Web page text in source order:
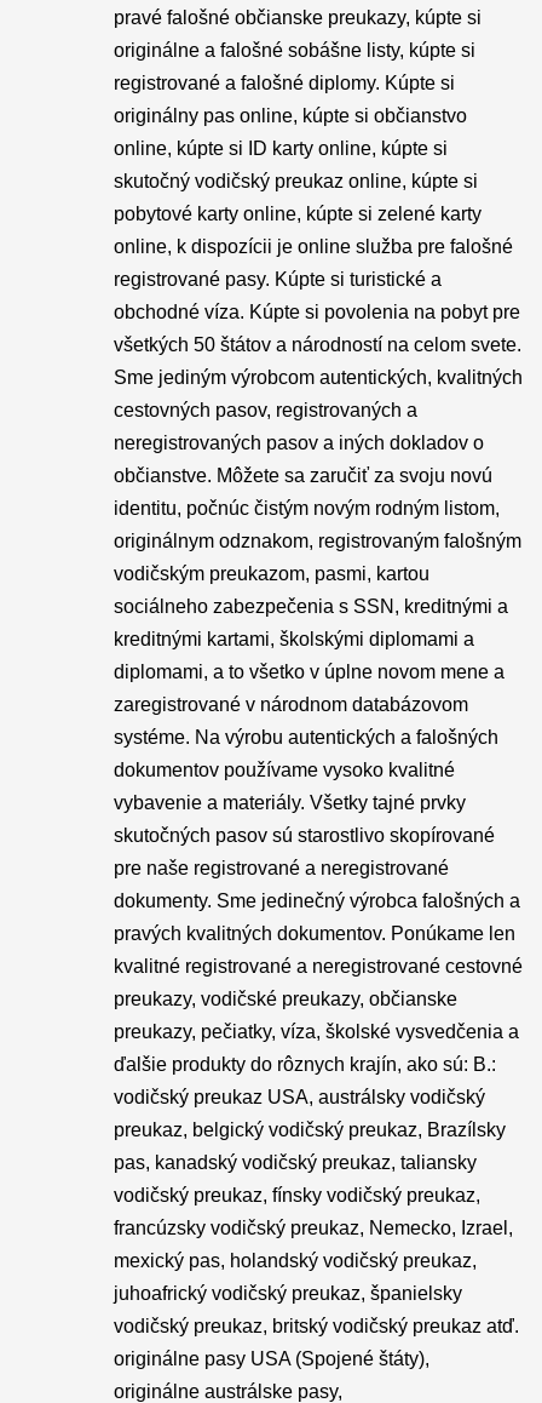
pravé falošné občianske preukazy, kúpte si
originálne a falošné sobášne listy, kúpte si
registrované a falošné diplomy. Kúpte si
originálny pas online, kúpte si občianstvo
online, kúpte si ID karty online, kúpte si
skutočný vodičský preukaz online, kúpte si
pobytové karty online, kúpte si zelené karty
online, k dispozícii je online služba pre falošné
registrované pasy. Kúpte si turistické a
obchodné víza. Kúpte si povolenia na pobyt pre
všetkých 50 štátov a národností na celom svete.
Sme jediným výrobcom autentických, kvalitných
cestovných pasov, registrovaných a
neregistrovaných pasov a iných dokladov o
občianstve. Môžete sa zaručiť za svoju novú
identitu, počnúc čistým novým rodným listom,
originálnym odznakom, registrovaným falošným
vodičským preukazom, pasmi, kartou
sociálneho zabezpečenia s SSN, kreditnými a
kreditnými kartami, školskými diplomami a
diplomami, a to všetko v úplne novom mene a
zaregistrované v národnom databázovom
systéme. Na výrobu autentických a falošných
dokumentov používame vysoko kvalitné
vybavenie a materiály. Všetky tajné prvky
skutočných pasov sú starostlivo skopírované
pre naše registrované a neregistrované
dokumenty. Sme jedinečný výrobca falošných a
pravých kvalitných dokumentov. Ponúkame len
kvalitné registrované a neregistrované cestovné
preukazy, vodičské preukazy, občianske
preukazy, pečiatky, víza, školské vysvedčenia a
ďalšie produkty do rôznych krajín, ako sú: B.:
vodičský preukaz USA, austrálsky vodičský
preukaz, belgický vodičský preukaz, Brazílsky
pas, kanadský vodičský preukaz, taliansky
vodičský preukaz, fínsky vodičský preukaz,
francúzsky vodičský preukaz, Nemecko, Izrael,
mexický pas, holandský vodičský preukaz,
juhoafrický vodičský preukaz, španielsky
vodičský preukaz, britský vodičský preukaz atď.
originálne pasy USA (Spojené štáty),
originálne austrálske pasy,